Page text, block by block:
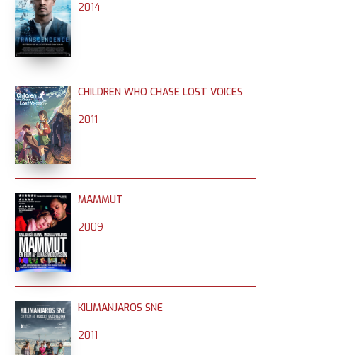
2014
CHILDREN WHO CHASE LOST VOICES
2011
MAMMUT
2009
KILIMANJAROS SNE
2011